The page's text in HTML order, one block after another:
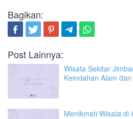
Bagikan:
Post Lainnya:
Wisata Sekitar
Keindahan Alam
Menikmati Wisata di